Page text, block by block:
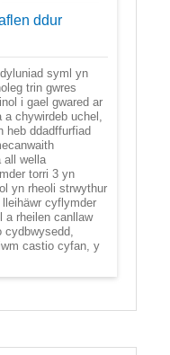
ddur
syml yn
trin gwres
i gael gwared ar
a chywirdeb uchel,
heb ddadffurfiad
all wella
torri 3 yn
yn rheoli strwythur
cyflymder
a rheilen canllaw
cydbwysedd,
castio cyfan, y